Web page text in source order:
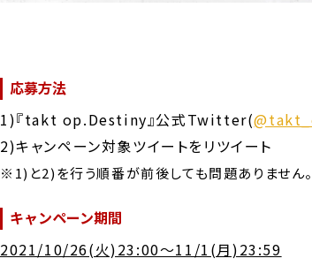
応募方法
1)『takt op.Destiny』公式Twitter(
2)キャンペーン対象ツイートをリツイート
※1)と2)を行う順番が前後しても問題ありません。
キャンペーン期間
2021/10/26(火)23:00〜11/1(月)23:59